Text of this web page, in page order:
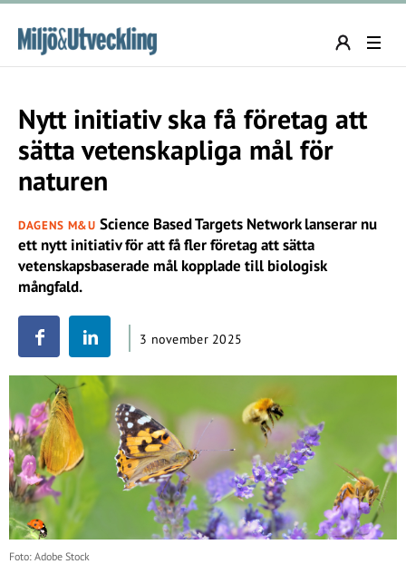
Nytt initiativ ska få företag att
sätta vetenskapliga mål för
naturen
DAGENS M&U Science Based Targets Network lanserar nu
ett nytt initiativ för att få fler företag att sätta
vetenskapsbaserade mål kopplade till biologisk
mångfald.
3 november 2025
Foto: Adobe Stock